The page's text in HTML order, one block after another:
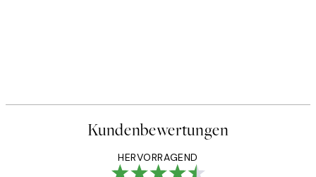
Kundenbewertungen
HERVORRAGEND